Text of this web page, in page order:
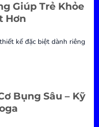
Giúp Trẻ Khỏe
Hơn
kế đặc biệt dành riêng
Bụng Sâu – Kỹ